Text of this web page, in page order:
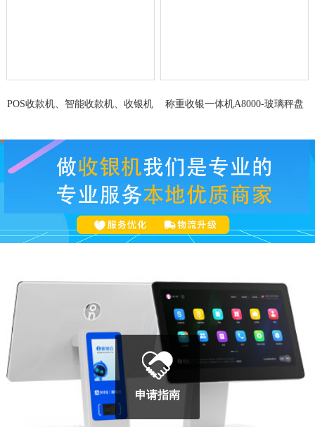
POS收款机、智能收款机、收银机
称重收银一体机A8000-玻璃秤盘
申请指南